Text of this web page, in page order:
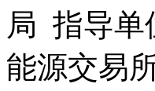
局 指导单
能源交易